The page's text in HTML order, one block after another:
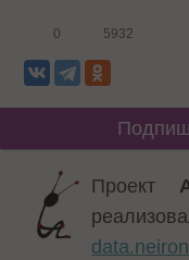
0 5932
Проект